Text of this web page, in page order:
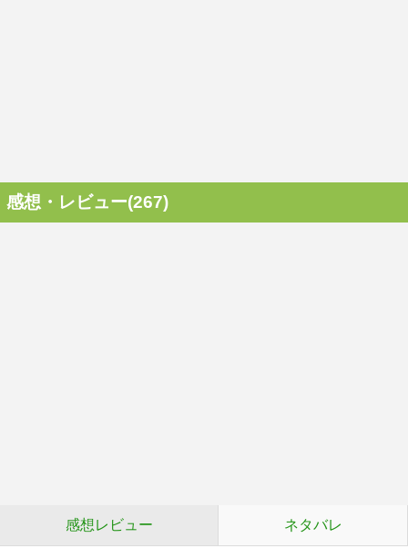
感想・レビュー(267)
感想レビュー ネタバレ